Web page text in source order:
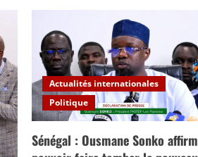
Actualités internationales
Politique
Sénégal : Ousmane Sonko